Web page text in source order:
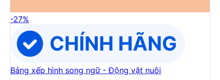
-27%
Bảng xếp hình song ngữ - Động vật nuôi